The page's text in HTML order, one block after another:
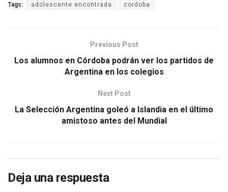
Tags: adolescente encontrada cordoba
Previous Post
Los alumnos en Córdoba podrán ver los partidos de
Argentina en los colegios
Next Post
La Selección Argentina goleó a Islandia en el último
amistoso antes del Mundial
Deja una respuesta